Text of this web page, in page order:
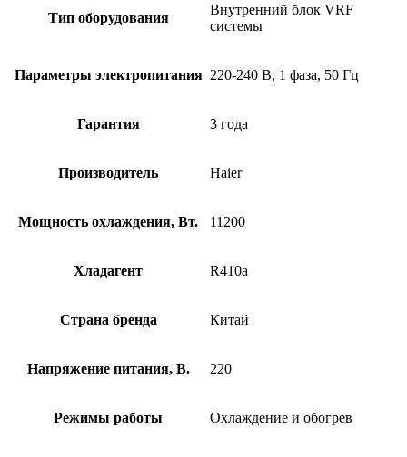
Тип оборудования
Внутренний блок VRF
системы
Параметры электропитания 220-240 В, 1 фаза, 50 Гц
Гарантия 3 года
Производитель Haier
Мощность охлаждения, Вт. 11200
Хладагент R410a
Страна бренда Китай
Напряжение питания, В. 220
Режимы работы Охлаждение и обогрев